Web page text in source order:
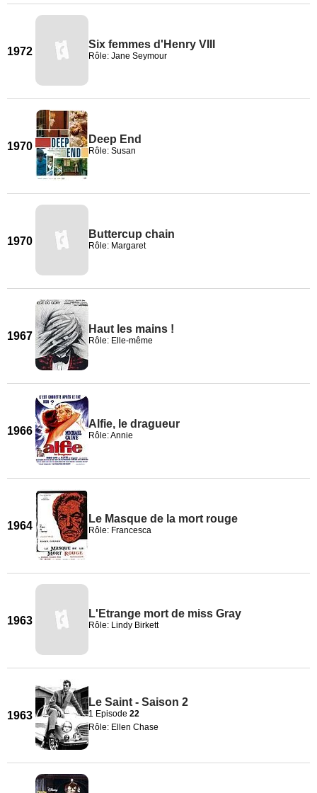
1972
Six femmes d'Henry VIII
Rôle: Jane Seymour
1970
Deep End
Rôle: Susan
1970
Buttercup chain
Rôle: Margaret
1967
Haut les mains !
Rôle: Elle-même
1966
Alfie, le dragueur
Rôle: Annie
1964
Le Masque de la mort rouge
Rôle: Francesca
1963
L'Etrange mort de miss Gray
Rôle: Lindy Birkett
1963
Le Saint - Saison 2
1 Episode 22
Rôle: Ellen Chase